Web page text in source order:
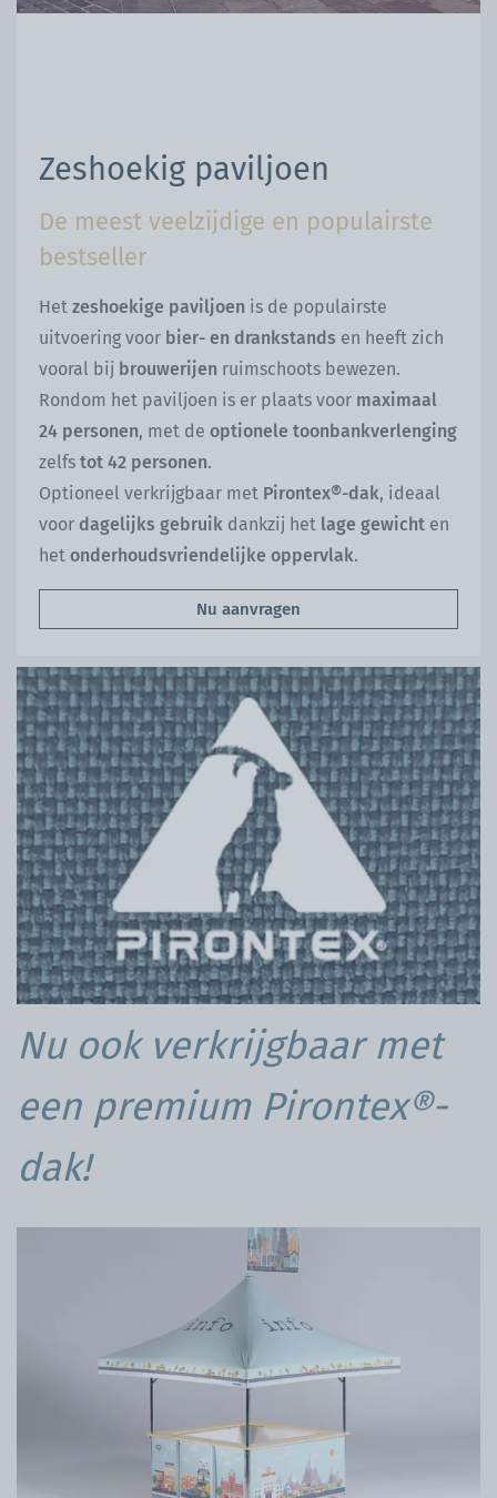
Zeshoekig paviljoen
De meest veelzijdige en populairste
bestseller
Het zeshoekige paviljoen is de populairste
uitvoering voor bier- en drankstands en heeft zich
vooral bij brouwerijen ruimschoots bewezen.
Rondom het paviljoen is er plaats voor maximaal
24 personen, met de optionele toonbankverlenging
zelfs tot 42 personen.
Optioneel verkrijgbaar met Pirontex®-dak, ideaal
voor dagelijks gebruik dankzij het lage gewicht en
het onderhoudsvriendelijke oppervlak.
Nu aanvragen
Nu ook verkrijgbaar met
een premium Pirontex®-
dak!